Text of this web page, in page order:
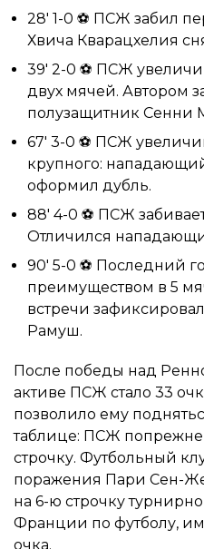
28′ 1-0 ⚽ ПСЖ забил
Хвича Кварацхелия
39′ 2-0 ⚽ ПСЖ
двух мячей. Автором
полузащитник Сенни
67′ 3-0 ⚽ ПСЖ
крупного:
оформил дубль.
88′ 4-0 ⚽ ПСЖ
Отличился
90′ 5-0 ⚽ Последний
преимуществом в 5
встречи
Рамуш.
После победы над
активе ПСЖ стало 33
позволило ему
таблице: ПСЖ
строчку. Футбольный
поражения Пари Сен-
на 6-ю строчку
Франции по футболу,
очка.